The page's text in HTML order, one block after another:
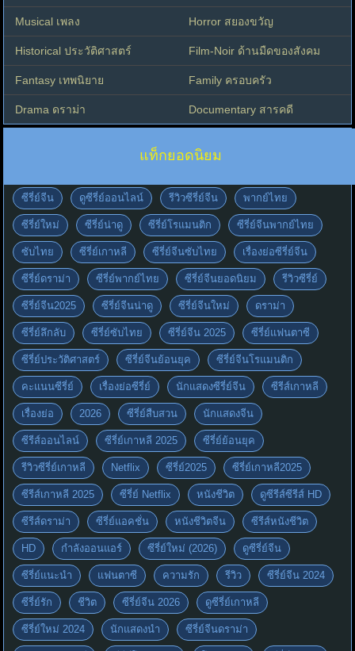
Musical เพลง Horror สยองขวัญ
Historical ประวัติศาสตร์ Film-Noir ด้านมืดของสังคม
Fantasy เทพนิยาย Family ครอบครัว
Drama ดราม่า Documentary สารคดี
แท็กยอดนิยม
ซีรี่ย์จีน ดูซีรี่ย์ออนไลน์ รีวิวซีรี่ย์จีน พากย์ไทย
ซีรี่ย์ใหม่ ซีรี่ย์น่าดู ซีรี่ย์โรแมนติก ซีรี่ย์จีนพากย์ไทย
ซับไทย ซีรี่ย์เกาหลี ซีรี่ย์จีนซับไทย เรื่องย่อซีรี่ย์จีน
ซีรี่ย์ดราม่า ซีรี่ย์พากย์ไทย ซีรี่ย์จีนยอดนิยม รีวิวซีรี่ย์
ซีรี่ย์จีน2025 ซีรี่ย์จีนน่าดู ซีรี่ย์จีนใหม่ ดราม่า
ซีรี่ย์ลึกลับ ซีรี่ย์ซับไทย ซีรี่ย์จีน 2025 ซีรี่ย์แฟนตาซี
ซีรี่ย์ประวัติศาสตร์ ซีรี่ย์จีนย้อนยุค ซีรี่ย์จีนโรแมนติก
คะแนนซีรี่ย์ เรื่องย่อซีรี่ย์ นักแสดงซีรี่ย์จีน ซีรีส์เกาหลี
เรื่องย่อ 2026 ซีรี่ย์สืบสวน นักแสดงจีน
ซีรีส์ออนไลน์ ซีรี่ย์เกาหลี 2025 ซีรี่ย์ย้อนยุค
รีวิวซีรี่ย์เกาหลี Netflix ซีรี่ย์2025 ซีรี่ย์เกาหลี2025
ซีรีส์เกาหลี 2025 ซีรี่ย์ Netflix หนังชีวิต ดูซีรีส์ซีรีส์ HD
ซีรีส์ดราม่า ซีรี่ย์แอคชั่น หนังชีวิตจีน ซีรีส์หนังชีวิต
HD กำลังออนแอร์ ซีรี่ย์ใหม่ (2026) ดูซีรี่ย์จีน
ซีรี่ย์แนะนำ แฟนตาซี ความรัก รีวิว ซีรี่ย์จีน 2024
ซีรี่ย์รัก ชีวิต ซีรี่ย์จีน 2026 ดูซีรี่ย์เกาหลี
ซีรี่ย์ใหม่ 2024 นักแสดงนำ ซีรี่ย์จีนดราม่า